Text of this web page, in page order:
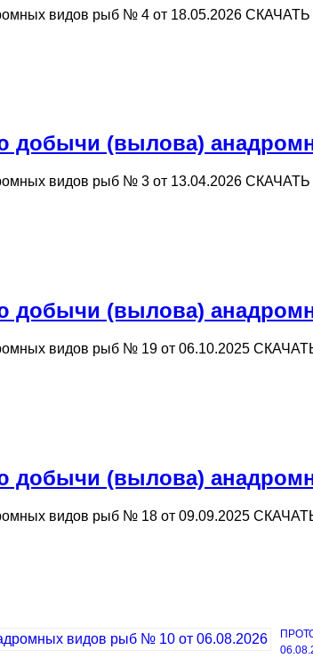
видов рыб № 4 от 18.05.2026 СКАЧАТЬ
(вылова)
видов рыб № 3 от 13.04.2026 СКАЧАТЬ
(вылова)
видов рыб № 19 от 06.10.2025
(вылова)
видов рыб № 18 от 09.09.2025